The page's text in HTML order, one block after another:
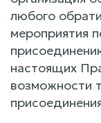
любого
мероприятия
настоящих
возможности